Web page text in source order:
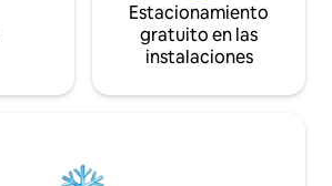
Estacionamiento
gratuito en las
instalaciones